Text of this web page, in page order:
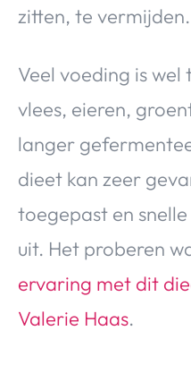
zitten, te vermijden.
Veel voeding is wel
vlees, eieren,
langer
dieet kan zeer
toegepast en
uit. Het proberen
ervaring met dit
Valerie Haas.